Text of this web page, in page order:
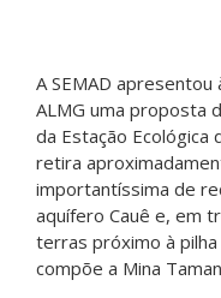
A SEMAD
ALMG uma proposta
da Estação Ecológica
retira
importantíssima de
aquífero Cauê e, em
terras próximo à
compõe a Mina